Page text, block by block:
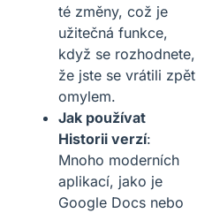
té změny, což je
užitečná funkce,
když se rozhodnete,
že jste se vrátili zpět
omylem.
Jak používat
Historii verzí:
Mnoho moderních
aplikací, jako je
Google Docs nebo